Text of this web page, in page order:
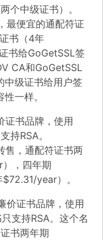
个中级证书）。
最便宜的通配符证
书（4年
书给GoGetSSL签
CA和GoGetSSL
中级证书给用户签
一样。
书品牌，使用
持RSA。
售，通配符证书两
，四年期
year）。
证书品牌，使用
支持RSA。这个名
书两年期